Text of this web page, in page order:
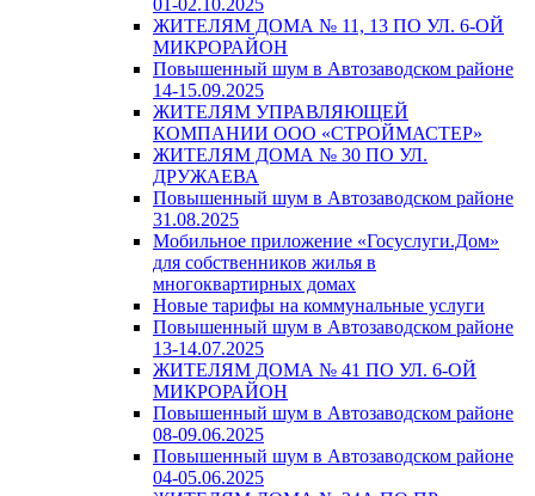
01-02.10.2025
ЖИТЕЛЯМ ДОМА № 11, 13 ПО УЛ. 6-ОЙ
МИКРОРАЙОН
Повышенный шум в Автозаводском районе
14-15.09.2025
ЖИТЕЛЯМ УПРАВЛЯЮЩЕЙ
КОМПАНИИ ООО «СТРОЙМАСТЕР»
ЖИТЕЛЯМ ДОМА № 30 ПО УЛ.
ДРУЖАЕВА
Повышенный шум в Автозаводском районе
31.08.2025
Мобильное приложение «Госуслуги.Дом»
для собственников жилья в
многоквартирных домах
Новые тарифы на коммунальные услуги
Повышенный шум в Автозаводском районе
13-14.07.2025
ЖИТЕЛЯМ ДОМА № 41 ПО УЛ. 6-ОЙ
МИКРОРАЙОН
Повышенный шум в Автозаводском районе
08-09.06.2025
Повышенный шум в Автозаводском районе
04-05.06.2025